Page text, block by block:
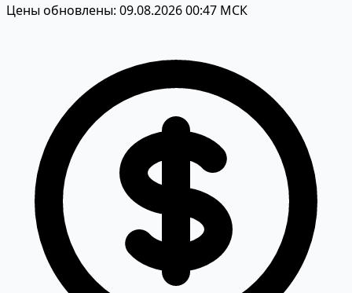
Цены обновлены: 09.08.2026 00:47 МСК